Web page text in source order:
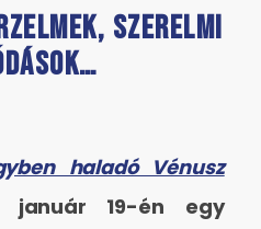
szerelmi
haladó Vénusz
január 19-én
egy